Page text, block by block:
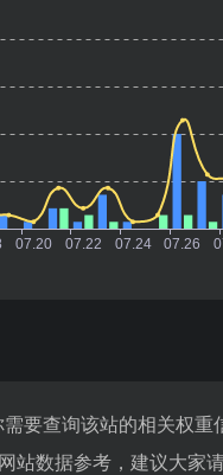
要查询该站的相关权重
站数据参考，建议大家